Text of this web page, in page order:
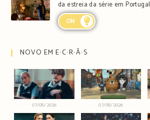
da estreia da série em Portugal
ON
NOVO EM E∙C∙R∙Ã∙S
07/08/2026 07/08/2026